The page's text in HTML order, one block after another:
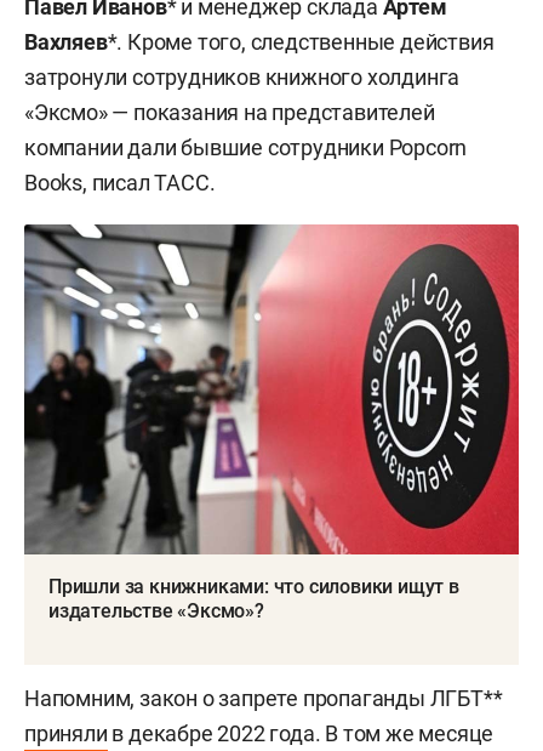
Павел Иванов* и менеджер склада Артем
Вахляев*. Кроме того, следственные действия
затронули сотрудников книжного холдинга
«Эксмо» — показания на представителей
компании дали бывшие сотрудники Popcorn
Books, писал ТАСС.
Пришли за книжниками: что силовики ищут в
издательстве «Эксмо»?
Напомним, закон о запрете пропаганды ЛГБТ**
приняли в декабре 2022 года. В том же месяце